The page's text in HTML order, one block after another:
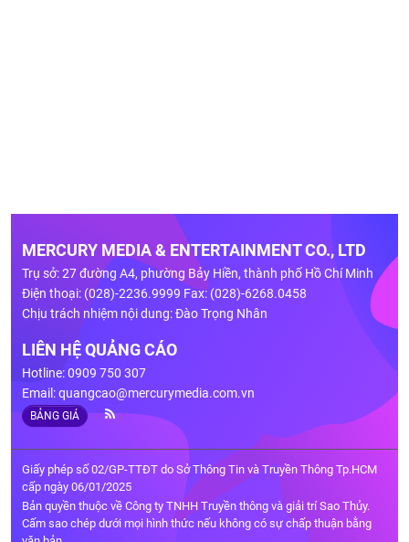
MERCURY MEDIA & ENTERTAINMENT CO., LTD
Trụ sở: 27 đường A4, phường Bảy Hiền, thành phố Hồ Chí Minh
Điện thoại: (028)-2236.9999 Fax: (028)-6268.0458
Chịu trách nhiệm nội dung: Đào Trọng Nhân
LIÊN HỆ QUẢNG CÁO
Hotline: 0909 750 307
Email:quangcao@mercurymedia.com.vn
BẢNG GIÁ
Giấy phép số 02/GP-TTĐT do Sở Thông Tin và Truyền Thông Tp.HCM
cấp ngày 06/01/2025
Bản quyền thuộc về Công ty TNHH Truyền thông và giải trí Sao Thủy.
Cấm sao chép dưới mọi hình thức nếu không có sự chấp thuận bằng